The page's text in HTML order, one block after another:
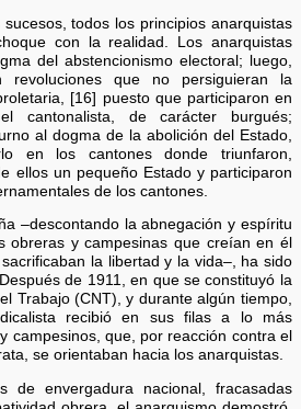
todos los principios anarquistas
con la realidad. Los anarquistas
del abstencionismo electoral; luego,
que no persiguieran la
[16] puesto que participaron en
cantonalista, de carácter burgués;
al dogma de la abolición del Estado,
en los cantones donde triunfaron,
ellos un pequeño Estado y participaron
de los cantones.
–descontando la abnegación y espíritu
obreras y campesinas que creían en él
la libertad y la vida–, ha sido
de 1911, en que se constituyó la
Trabajo (CNT), y durante algún tiempo,
recibió en sus filas a lo más
campesinos, que, por reacción contra el
se orientaban hacia los anarquistas.
de envergadura nacional, fracasadas